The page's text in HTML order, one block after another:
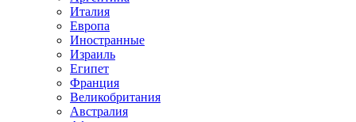
Италия
Европа
Иностранные
Израиль
Египет
Франция
Великобритания
Австралия